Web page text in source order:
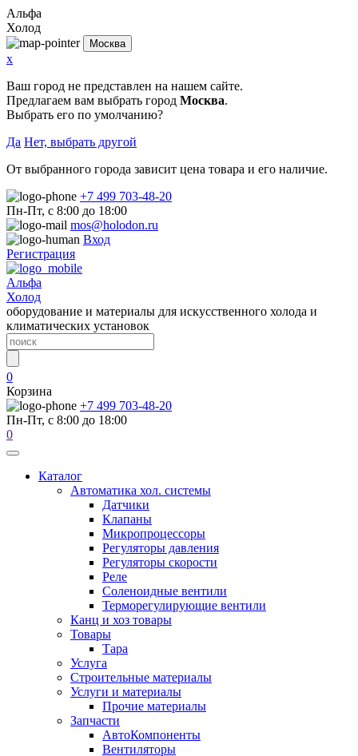
Альфа
Холод
Москва
x
Ваш город не представлен на нашем сайте.
Предлагаем вам выбрать город Москва.
Выбрать его по умолчанию?
Да Нет, выбрать другой
От выбранного города зависит цена товара и его наличие.
+7 499 703-48-20
Пн-Пт, с 8:00 до 18:00
mos@holodon.ru
Вход
Регистрация
Альфа
Холод
оборудование и материалы для искусственного холода и
климатических установок
0
Корзина
+7 499 703-48-20
Пн-Пт, с 8:00 до 18:00
0
Каталог
Автоматика хол. системы
Датчики
Клапаны
Микропроцессоры
Регуляторы давления
Регуляторы скорости
Реле
Соленоидные вентили
Терморегулирующие вентили
Канц и хоз товары
Товары
Тара
Услуга
Строительные материалы
Услуги и материалы
Прочие материалы
Запчасти
АвтоКомпоненты
Вентиляторы